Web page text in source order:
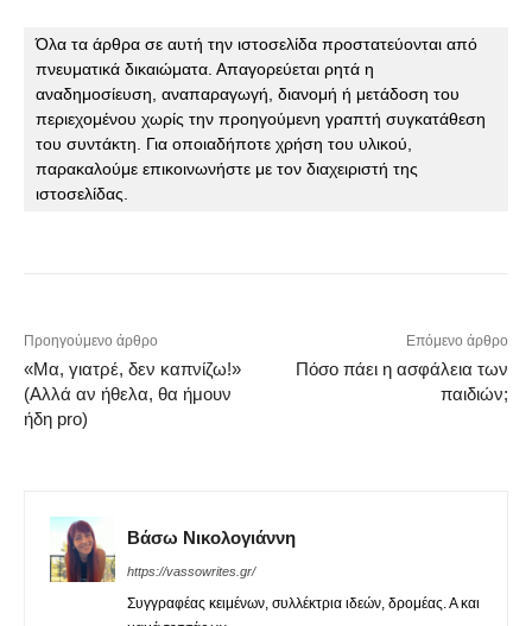
Όλα τα άρθρα σε αυτή την ιστοσελίδα προστατεύονται από
πνευματικά δικαιώματα. Απαγορεύεται ρητά η
αναδημοσίευση, αναπαραγωγή, διανομή ή μετάδοση του
περιεχομένου χωρίς την προηγούμενη γραπτή συγκατάθεση
του συντάκτη. Για οποιαδήποτε χρήση του υλικού,
παρακαλούμε επικοινωνήστε με τον διαχειριστή της
ιστοσελίδας.
Προηγούμενο άρθρο
«Μα, γιατρέ, δεν καπνίζω!»
(Αλλά αν ήθελα, θα ήμουν
ήδη pro)
Επόμενο άρθρο
Πόσο πάει η ασφάλεια των
παιδιών;
Βάσω Νικολογιάννη
https://vassowrites.gr/
Συγγραφέας κειμένων, συλλέκτρια ιδεών, δρομέας. Α και